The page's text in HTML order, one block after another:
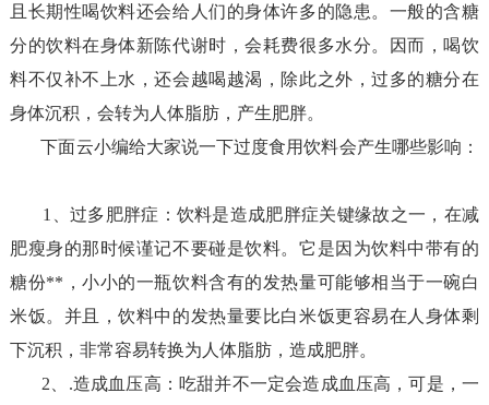
且长期性喝饮料还会给人们的身体许多的隐患。一般的含糖
分的饮料在身体新陈代谢时，会耗费很多水分。因而，喝饮
料不仅补不上水，还会越喝越渴，除此之外，过多的糖分在
身体沉积，会转为人体脂肪，产生肥胖。
下面云小编给大家说一下过度食用饮料会产生哪些影响：
1、过多肥胖症：饮料是造成肥胖症关键缘故之一，在减
肥瘦身的那时候谨记不要碰是饮料。它是因为饮料中带有的
糖份**，小小的一瓶饮料含有的发热量可能够相当于一碗白
米饭。并且，饮料中的发热量要比白米饭更容易在人身体剩
下沉积，非常容易转换为人体脂肪，造成肥胖。
2、.造成血压高：吃甜并不一定会造成血压高，可是，一